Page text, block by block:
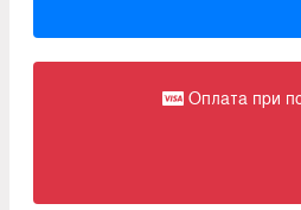
Оплата при